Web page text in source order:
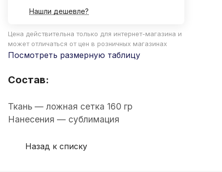
Нашли дешевле?
Цена действительна только для интернет-магазина и
может отличаться от цен в розничных магазинах
Посмотреть размерную таблицу
Состав:
Ткань — ложная сетка 160 гр
Нанесения — сублимация
Назад к списку